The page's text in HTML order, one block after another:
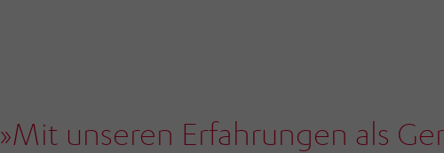
»Mit unseren Erfahrungen als